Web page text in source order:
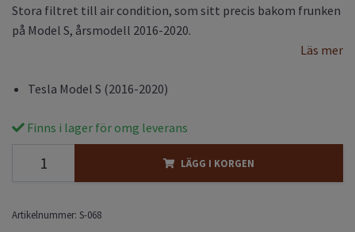
Stora filtret till air condition, som sitt precis bakom frunken
på Model S, årsmodell 2016-2020.
Läs mer
Tesla Model S (2016-2020)
Finns i lager för omg leverans
LÄGG I KORGEN
Artikelnummer: S-068